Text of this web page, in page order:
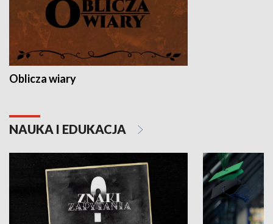
Oblicza wiary
NAUKA I EDUKACJA